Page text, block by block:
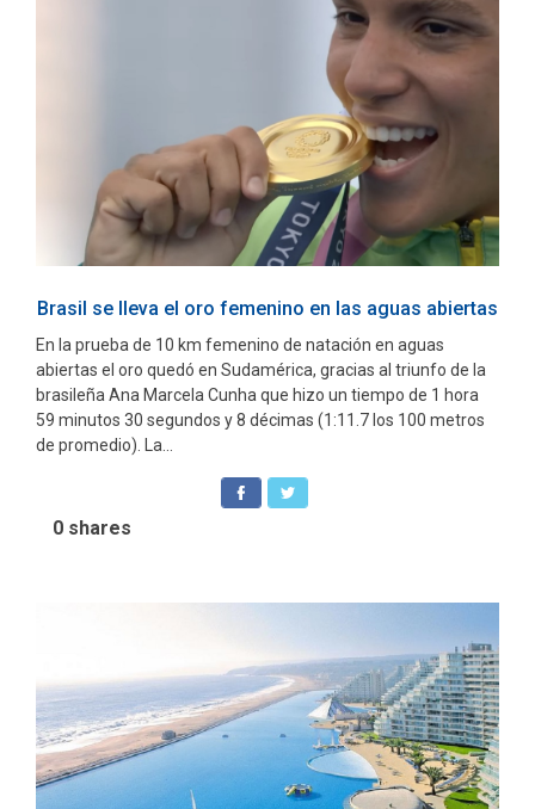
Brasil se lleva el oro femenino en las aguas abiertas
En la prueba de 10 km femenino de natación en aguas
abiertas el oro quedó en Sudamérica, gracias al triunfo de la
brasileña Ana Marcela Cunha que hizo un tiempo de 1 hora
59 minutos 30 segundos y 8 décimas (1:11.7 los 100 metros
de promedio). La...
0 shares